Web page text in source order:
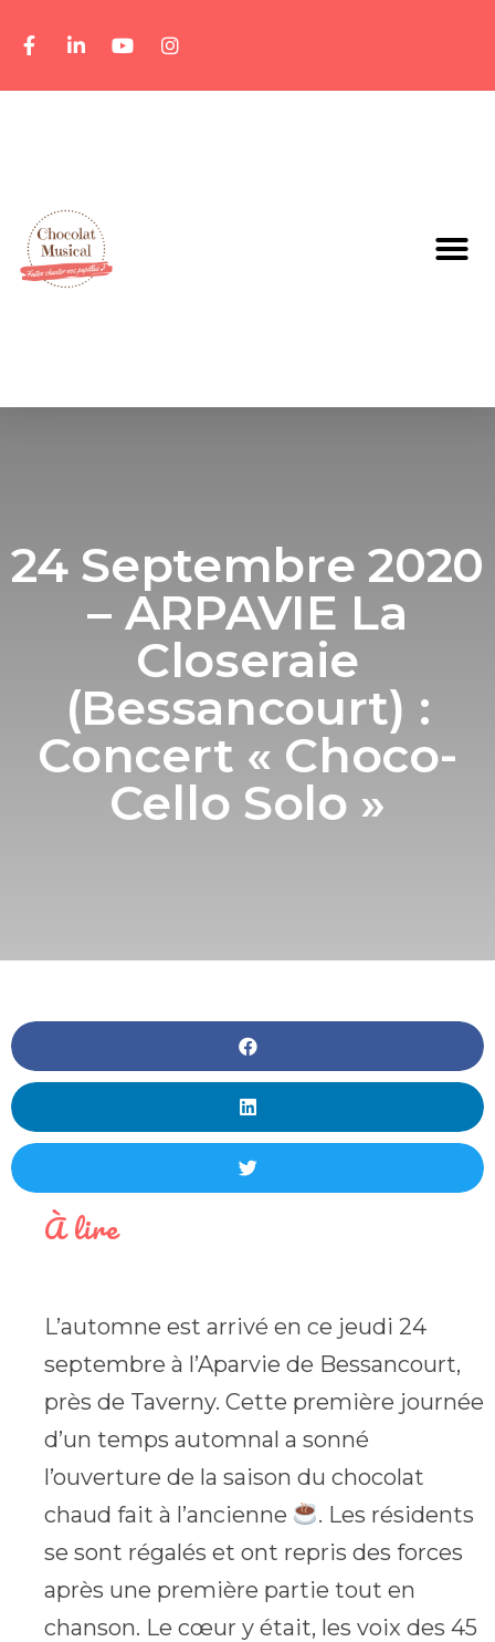
24 Septembre 2020
– ARPAVIE La
Closeraie
(Bessancourt) :
Concert « Choco-
Cello Solo »
À lire
L’automne est arrivé en ce jeudi 24
septembre à l’Aparvie de Bessancourt,
près de Taverny. Cette première journée
d’un temps automnal a sonné
l’ouverture de la saison du chocolat
chaud fait à l’ancienne
. Les résidents
se sont régalés et ont repris des forces
après une première partie tout en
chanson. Le cœur y était, les voix des 45